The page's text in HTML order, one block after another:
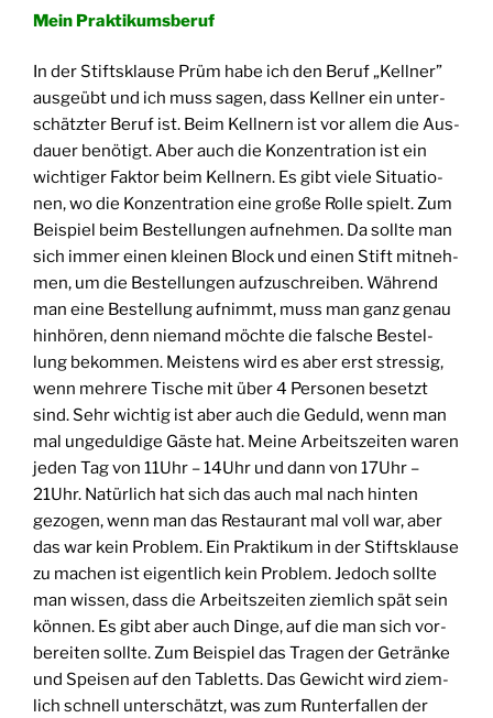
Mein Prak­ti­kums­be­ruf
In der Stifts­klau­se Prüm habe ich den Beruf „Kell­ner”
aus­ge­übt und ich muss sagen, dass Kell­ner ein unter­
schätz­ter Beruf ist. Beim Kell­nern ist vor allem die Aus­
dau­er benö­tigt. Aber auch die Kon­zen­tra­ti­on ist ein
wich­ti­ger Fak­tor beim Kell­nern. Es gibt vie­le Situa­tio­
nen, wo die Kon­zen­tra­ti­on eine gro­ße Rol­le spielt. Zum
Bei­spiel beim Bestel­lun­gen auf­neh­men. Da soll­te man
sich immer einen klei­nen Block und einen Stift mit­neh­
men, um die Bestel­lun­gen auf­zu­schrei­ben. Wäh­rend
man eine Bestel­lung auf­nimmt, muss man ganz genau
hin­hö­ren, denn nie­mand möch­te die fal­sche Bestel­
lung bekom­men. Meis­tens wird es aber erst stres­sig,
wenn meh­re­re Tische mit über 4 Per­so­nen besetzt
sind. Sehr wich­tig ist aber auch die Geduld, wenn man
mal unge­dul­di­ge Gäs­te hat. Mei­ne Arbeits­zei­ten waren
jeden Tag von 11Uhr – 14Uhr und dann von 17Uhr –
21Uhr. Natür­lich hat sich das auch mal nach hin­ten
gezo­gen, wenn man das Restau­rant mal voll war, aber
das war kein Pro­blem. Ein Prak­ti­kum in der Stifts­klau­se
zu machen ist eigent­lich kein Pro­blem. Jedoch soll­te
man wis­sen, dass die Arbeits­zei­ten ziem­lich spät sein
kön­nen. Es gibt aber auch Din­ge, auf die man sich vor­
be­rei­ten soll­te. Zum Bei­spiel das Tra­gen der Geträn­ke
und Spei­sen auf den Tabletts. Das Gewicht wird ziem­
lich schnell unter­schätzt, was zum Run­ter­fal­len der